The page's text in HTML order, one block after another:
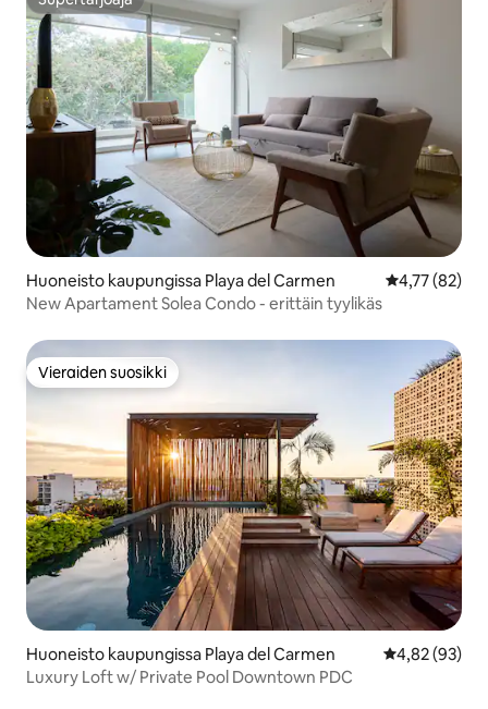
Supertarjoaja
Huoneisto kaupungissa Playa del Carmen
4,77 (82)
New Apartament Solea Condo - erittäin tyylikäs
Vieraiden suosikki
Vieraiden suosikki
Huoneisto kaupungissa Playa del Carmen
4,82 (93)
Luxury Loft w/ Private Pool Downtown PDC